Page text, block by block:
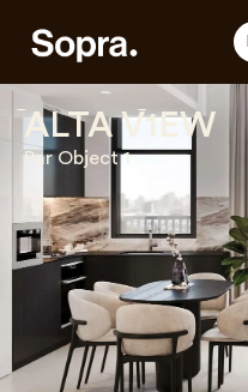
ALTA V1EW
Par Object 1